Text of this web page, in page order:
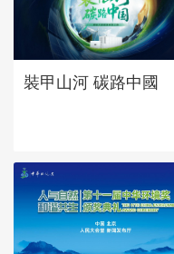
裝甲山河 碳路中國